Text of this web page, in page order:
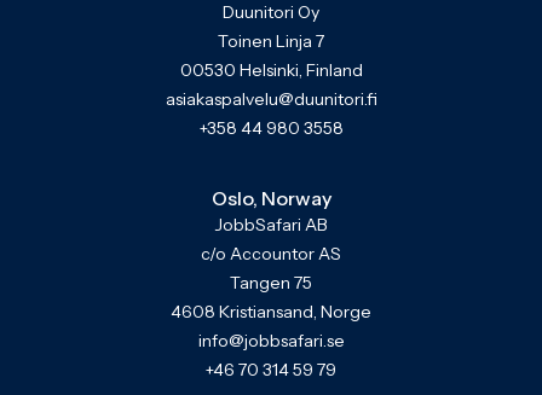
Duunitori Oy
Toinen Linja 7
00530 Helsinki, Finland
asiakaspalvelu@duunitori.fi
+358 44 980 3558
Oslo, Norway
JobbSafari AB
c/o Accountor AS
Tangen 75
4608 Kristiansand, Norge
info@jobbsafari.se
+46 70 314 59 79